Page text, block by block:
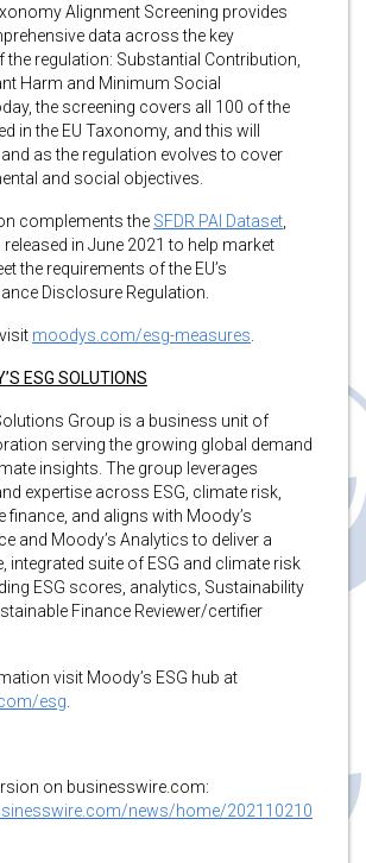
Alignment Screening provides
data across the key
regulation: Substantial Contribution,
Harm and Minimum Social
the screening covers all 100 of the
in the EU Taxonomy, and this will
as the regulation evolves to cover
and social objectives.
complements the SFDR PAI Dataset
in June 2021 to help market
the requirements of the EU’s
Disclosure Regulation.
moodys.com/esg-measures
ESG SOLUTIONS
Group is a business unit of
serving the growing global demand
insights. The group leverages
expertise across ESG, climate risk,
finance, and aligns with Moody’s
and Moody’s Analytics to deliver a
integrated suite of ESG and climate risk
ESG scores, analytics, Sustainability
Finance Reviewer/certifier
visit Moody’s ESG hub at
esg
on businesswire.com:
news/home/202110210